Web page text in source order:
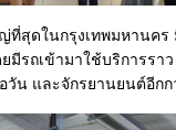
ที่สุดในกรุงเทพมหานค
รถเข้ามาใช้บริการรา
วัน และจักรยานยนต์อีก